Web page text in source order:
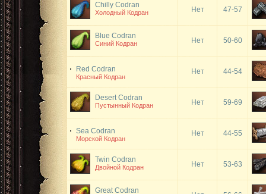
Chilly Codran
Холодный Кодран Нет 47-57
Blue Codran
Синий Кодран Нет 50-60
Red Codran
Красный Кодран
Нет 44-54
Desert Codran
Пустынный Кодран Нет 59-69
Sea Codran
Морской Кодран
Нет 44-55
Twin Codran
Двойной Кодран Нет 53-63
Great Codran